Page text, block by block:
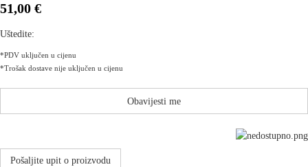
51,00 €
Uštedite:
*PDV uključen u cijenu
*Trošak dostave nije uključen u cijenu
Obavijesti me
Pošaljite upit o proizvodu